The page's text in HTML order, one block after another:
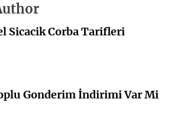
Sicacik Corba Tarifleri
Gonderim İndirimi Var Mi